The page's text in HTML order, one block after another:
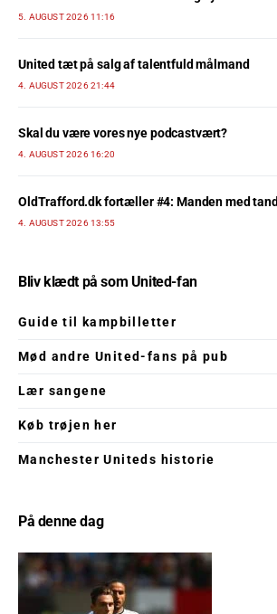
5. AUGUST 2026 11:16
United tæt på salg af talentfuld målmand
4. AUGUST 2026 21:44
Skal du være vores nye podcastvært?
4. AUGUST 2026 16:20
OldTrafford.dk fortæller #4: Manden med
4. AUGUST 2026 13:55
Bliv klædt på som United-fan
Guide til kampbilletter
Mød andre United-fans på pub
Lær sangene
Køb trøjen her
Manchester Uniteds historie
På denne dag